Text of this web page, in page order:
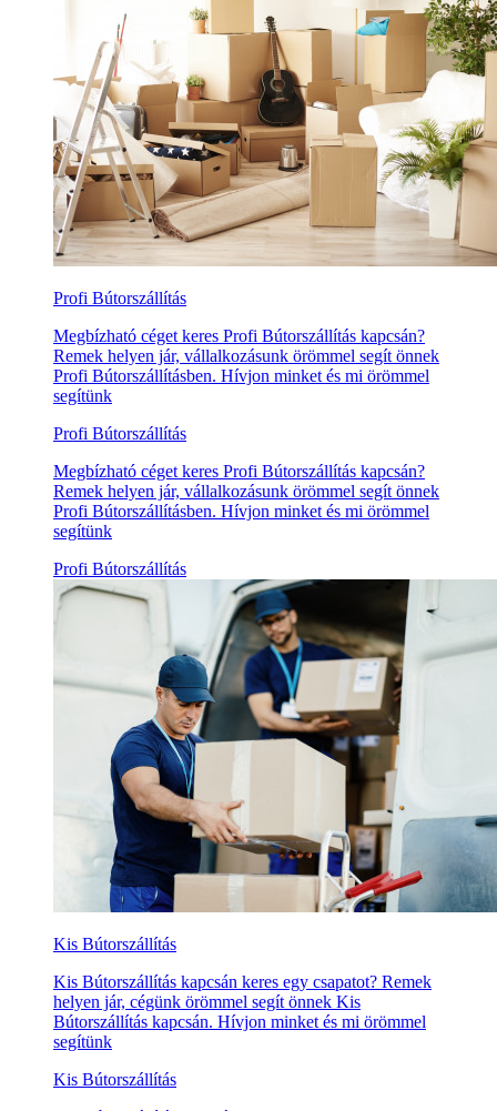
Profi Bútorszállítás
Megbízható céget keres Profi Bútorszállítás kapcsán?
Remek helyen jár, vállalkozásunk örömmel segít önnek
Profi Bútorszállításben. Hívjon minket és mi örömmel
segítünk
Profi Bútorszállítás
Megbízható céget keres Profi Bútorszállítás kapcsán?
Remek helyen jár, vállalkozásunk örömmel segít önnek
Profi Bútorszállításben. Hívjon minket és mi örömmel
segítünk
Profi Bútorszállítás
Kis Bútorszállítás
Kis Bútorszállítás kapcsán keres egy csapatot? Remek
helyen jár, cégünk örömmel segít önnek Kis
Bútorszállítás kapcsán. Hívjon minket és mi örömmel
segítünk
Kis Bútorszállítás